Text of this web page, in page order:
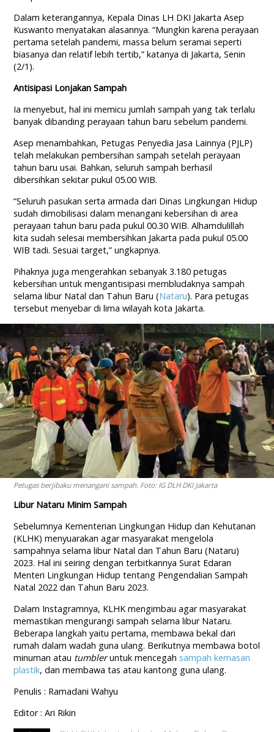
Dalam keterangannya, Kepala Dinas LH DKI Jakarta Asep
Kuswanto menyatakan alasannya. “Mungkin karena perayaan
pertama setelah pandemi, massa belum seramai seperti
biasanya dan relatif lebih tertib,” katanya di Jakarta, Senin
(2/1).
Antisipasi Lonjakan Sampah
Ia menyebut, hal ini memicu jumlah sampah yang tak terlalu
banyak dibanding perayaan tahun baru sebelum pandemi.
Asep menambahkan, Petugas Penyedia Jasa Lainnya (PJLP)
telah melakukan pembersihan sampah setelah perayaan
tahun baru usai. Bahkan, seluruh sampah berhasil
dibersihkan sekitar pukul 05.00 WIB.
“Seluruh pasukan serta armada dari Dinas Lingkungan Hidup
sudah dimobilisasi dalam menangani kebersihan di area
perayaan tahun baru pada pukul 00.30 WIB. Alhamdulillah
kita sudah selesai membersihkan Jakarta pada pukul 05.00
WIB tadi. Sesuai target,” ungkapnya.
Pihaknya juga mengerahkan sebanyak 3.180 petugas
kebersihan untuk mengantisipasi membludaknya sampah
selama libur Natal dan Tahun Baru (Nataru). Para petugas
tersebut menyebar di lima wilayah kota Jakarta.
Petugas berjibaku menangani sampah. Foto: IG DLH DKI Jakarta
Libur Nataru Minim Sampah
Sebelumnya Kementerian Lingkungan Hidup dan Kehutanan
(KLHK) menyuarakan agar masyarakat mengelola
sampahnya selama libur Natal dan Tahun Baru (Nataru)
2023. Hal ini seiring dengan terbitkannya Surat Edaran
Menteri Lingkungan Hidup tentang Pengendalian Sampah
Natal 2022 dan Tahun Baru 2023.
Dalam Instagramnya, KLHK mengimbau agar masyarakat
memastikan mengurangi sampah selama libur Nataru.
Beberapa langkah yaitu pertama, membawa bekal dari
rumah dalam wadah guna ulang. Berikutnya membawa botol
minuman atau tumbleruntuk mencegah sampah kemasan
plastik, dan membawa tas atau kantong guna ulang.
Penulis : Ramadani Wahyu
Editor : Ari Rikin